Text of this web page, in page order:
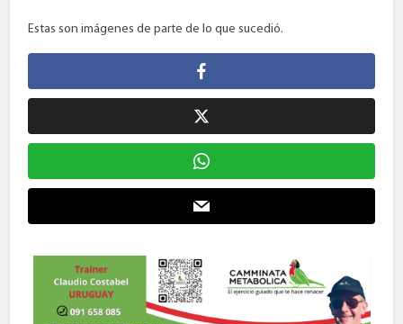
Estas son imágenes de parte de lo que sucedió.